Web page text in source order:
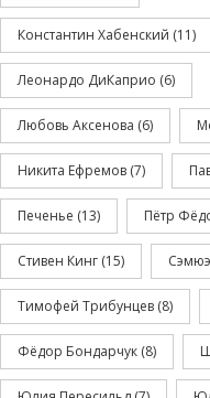
Константин Хабенский (11)
Леонардо ДиКаприо (6)
Любовь Аксенова (6)
Никита Ефремов (7)
Печенье (13) Пётр
Стивен Кинг (15)
Тимофей Трибунцев (8)
Фёдор Бондарчук (8)